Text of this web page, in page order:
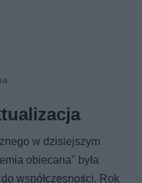
w dzisiejszym
obiecana" była
współczesności. Rok